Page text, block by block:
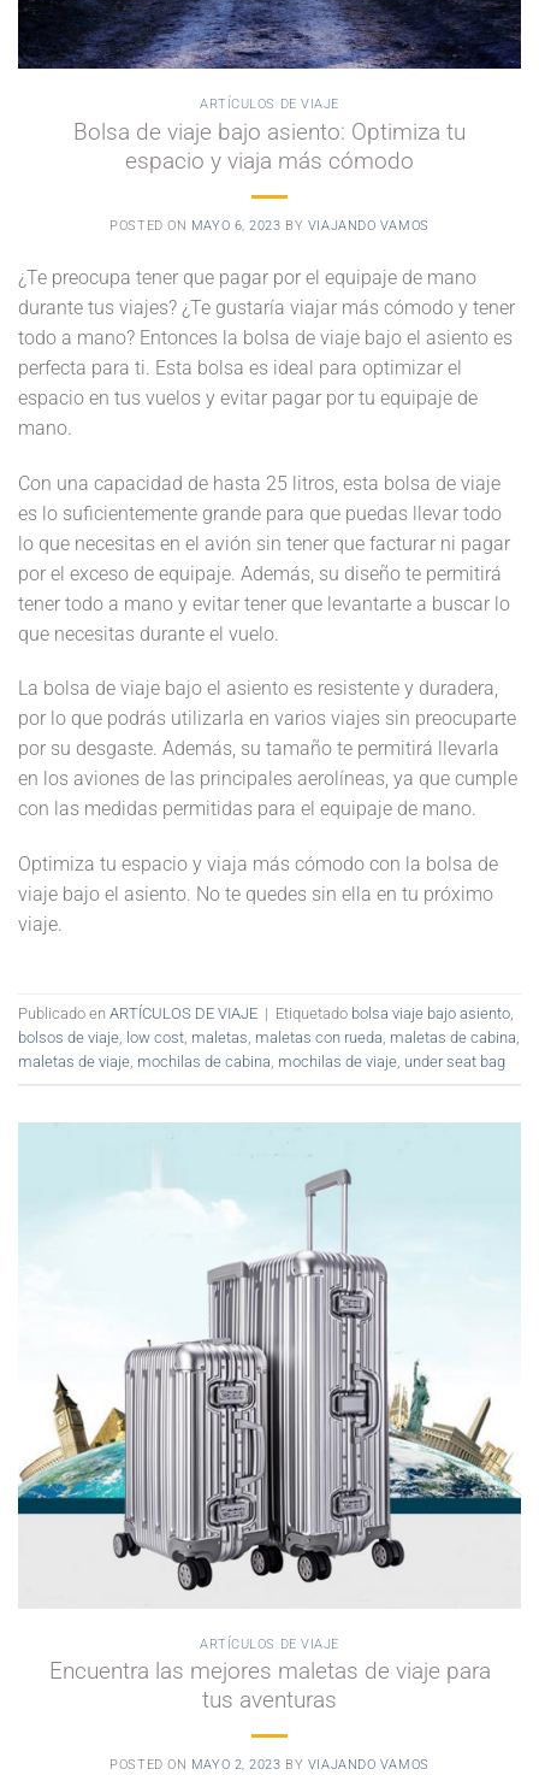
ARTÍCULOS DE VIAJE
Bolsa de viaje bajo asiento: Optimiza tu
espacio y viaja más cómodo
POSTED ON MAYO 6, 2023 BY VIAJANDO VAMOS
¿Te preocupa tener que pagar por el equipaje de mano
durante tus viajes? ¿Te gustaría viajar más cómodo y tener
todo a mano? Entonces la bolsa de viaje bajo el asiento es
perfecta para ti. Esta bolsa es ideal para optimizar el
espacio en tus vuelos y evitar pagar por tu equipaje de
mano.
Con una capacidad de hasta 25 litros, esta bolsa de viaje
es lo suficientemente grande para que puedas llevar todo
lo que necesitas en el avión sin tener que facturar ni pagar
por el exceso de equipaje. Además, su diseño te permitirá
tener todo a mano y evitar tener que levantarte a buscar lo
que necesitas durante el vuelo.
La bolsa de viaje bajo el asiento es resistente y duradera,
por lo que podrás utilizarla en varios viajes sin preocuparte
por su desgaste. Además, su tamaño te permitirá llevarla
en los aviones de las principales aerolíneas, ya que cumple
con las medidas permitidas para el equipaje de mano.
Optimiza tu espacio y viaja más cómodo con la bolsa de
viaje bajo el asiento. No te quedes sin ella en tu próximo
viaje.
Publicado en ARTÍCULOS DE VIAJE | Etiquetado bolsa viaje bajo asiento,
bolsos de viaje, low cost, maletas, maletas con rueda, maletas de cabina,
maletas de viaje, mochilas de cabina, mochilas de viaje, under seat bag
ARTÍCULOS DE VIAJE
Encuentra las mejores maletas de viaje para
tus aventuras
POSTED ON MAYO 2, 2023 BY VIAJANDO VAMOS